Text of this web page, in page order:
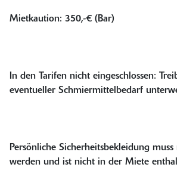
Mietkaution: 350,-€ (Bar)
In den Tarifen nicht eingeschlossen:
eventueller Schmiermittelbedarf
Persönliche Sicherheitsbekleidung
werden und ist nicht in der Miete